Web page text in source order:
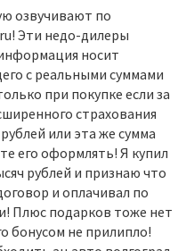
озвучивают по
Эти недо-дилеры
носит
с реальными суммами
при покупке если за
страхования
или эта же сумма
его оформлять! Я купил
рублей и признаю что
и оплачивал по
Плюс подарков тоже нет
бонусом не прилипло!